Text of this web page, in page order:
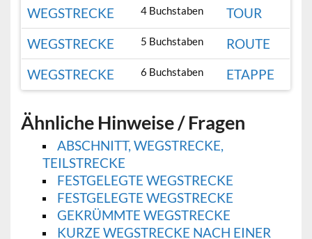
WEGSTRECKE
4 Buchstaben
TOUR
WEGSTRECKE
5 Buchstaben
ROUTE
WEGSTRECKE
6 Buchstaben ETAPPE
Ähnliche Hinweise / Fragen
ABSCHNITT, WEGSTRECKE,
TEILSTRECKE
FESTGELEGTE WEGSTRECKE
FESTGELEGTE WEGSTRECKE
GEKRÜMMTE WEGSTRECKE
KURZE WEGSTRECKE NACH EINER